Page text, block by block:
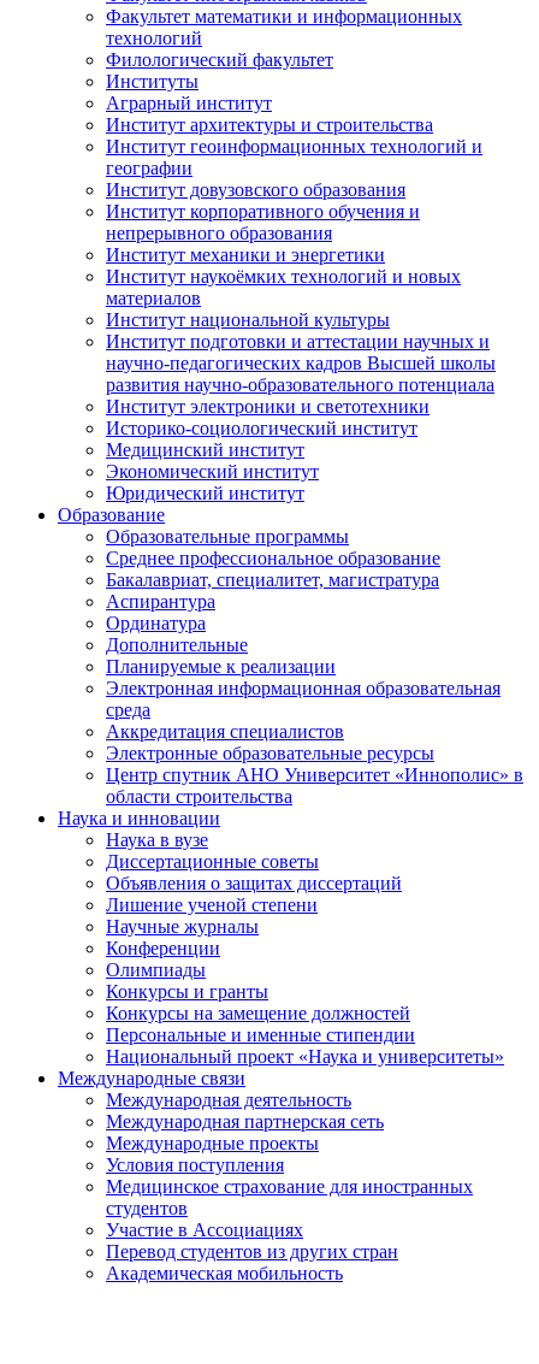
Факультет математики и информационных
технологий
Филологический факультет
Институты
Аграрный институт
Институт архитектуры и строительства
Институт геоинформационных технологий и
географии
Институт довузовского образования
Институт корпоративного обучения и
непрерывного образования
Институт механики и энергетики
Институт наукоёмких технологий и новых
материалов
Институт национальной культуры
Институт подготовки и аттестации научных и
научно-педагогических кадров Высшей школы
развития научно-образовательного потенциала
Институт электроники и светотехники
Историко-социологический институт
Медицинский институт
Экономический институт
Юридический институт
Образование
Образовательные программы
Среднее профессиональное образование
Бакалавриат, специалитет, магистратура
Аспирантура
Ординатура
Дополнительные
Планируемые к реализации
Электронная информационная образовательная
среда
Аккредитация специалистов
Электронные образовательные ресурсы
Центр спутник АНО Университет «Иннополис» в
области строительства
Наука и инновации
Наука в вузе
Диссертационные советы
Объявления о защитах диссертаций
Лишение ученой степени
Научные журналы
Конференции
Олимпиады
Конкурсы и гранты
Конкурсы на замещение должностей
Персональные и именные стипендии
Национальный проект «Наука и университеты»
Международные связи
Международная деятельность
Международная партнерская сеть
Международные проекты
Условия поступления
Медицинское страхование для иностранных
студентов
Участие в Ассоциациях
Перевод студентов из других стран
Академическая мобильность